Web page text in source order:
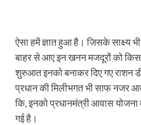
ऐसा हमें ज्ञात हुआ है। जिसके साक्ष्य
बाहर से आए इन खनन मजदूरों को
शुरुआत इनको बनाकर दिए गए राशन
प्रधान की मिलीभगत भी साफ नजर
कि, इनको प्रधानमंत्री आवास
गई है।